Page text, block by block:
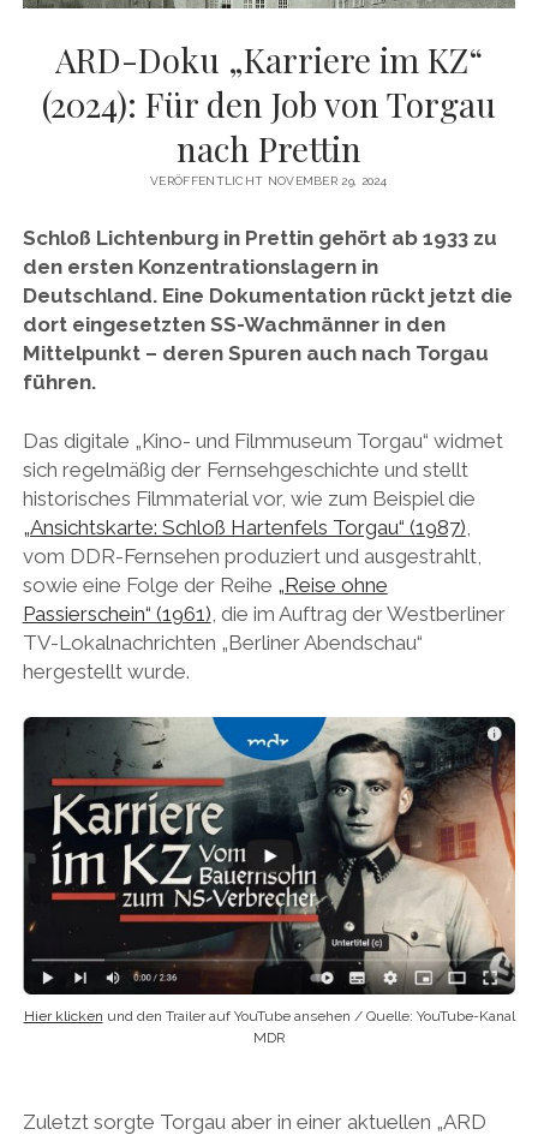
ARD-Doku „Karriere im KZ“
(2024): Für den Job von Torgau
nach Prettin
VERÖFFENTLICHT NOVEMBER 29, 2024
Schloß Lichtenburg in Prettin gehört ab 1933 zu
den ersten Konzentrationslagern in
Deutschland. Eine Dokumentation rückt jetzt die
dort eingesetzten SS-Wachmänner in den
Mittelpunkt – deren Spuren auch nach Torgau
führen.
Das digitale „Kino- und Filmmuseum Torgau“ widmet
sich regelmäßig der Fernsehgeschichte und stellt
historisches Filmmaterial vor, wie zum Beispiel die
„Ansichtskarte: Schloß Hartenfels Torgau“ (1987),
vom DDR-Fernsehen produziert und ausgestrahlt,
sowie eine Folge der Reihe „Reise ohne
Passierschein“ (1961), die im Auftrag der Westberliner
TV-Lokalnachrichten „Berliner Abendschau“
hergestellt wurde.
Hier klicken und den Trailer auf YouTube ansehen / Quelle: YouTube-Kanal
MDR
Zuletzt sorgte Torgau aber in einer aktuellen „ARD